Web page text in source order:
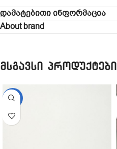
დამატებითი ინფორმაცია
About brand
მსგავსი პროდუქტები
-29%